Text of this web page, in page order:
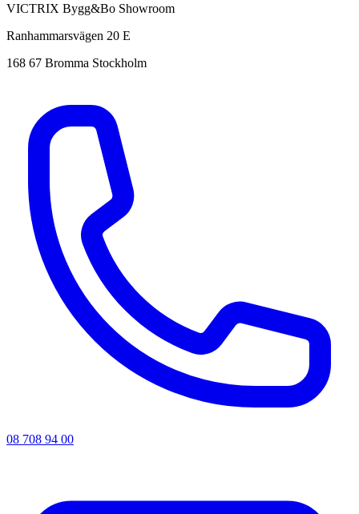
VICTRIX Bygg&Bo Showroom
Ranhammarsvägen 20 E
168 67 Bromma Stockholm
08 708 94 00